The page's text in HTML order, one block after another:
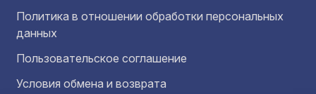
Политика в отношении обработки персональных
данных
Пользовательское соглашение
Условия обмена и возврата